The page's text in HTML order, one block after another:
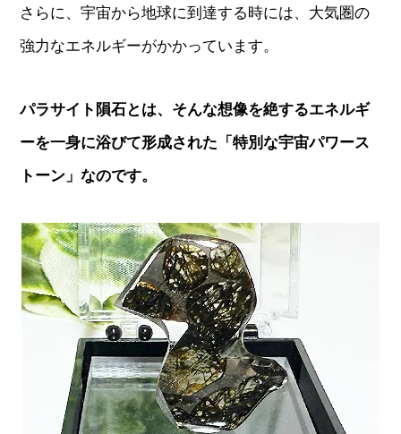
さらに、宇宙から地球に到達する時には、大気圏の
強力なエネルギーがかかっています。
パラサイト隕石とは、そんな想像を絶するエネルギ
ーを一身に浴びて形成された「特別な宇宙パワース
トーン」なのです。